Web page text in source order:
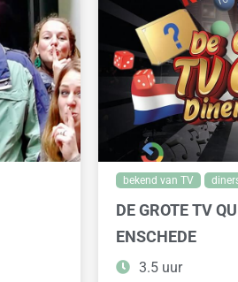
bekend van TV
DE GROTE TV
ENSCHEDE
3.5 uur